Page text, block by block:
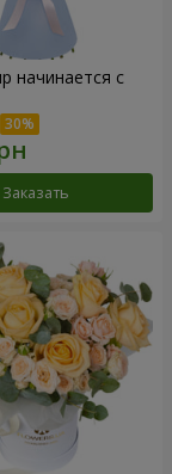
начинается с
Заказать